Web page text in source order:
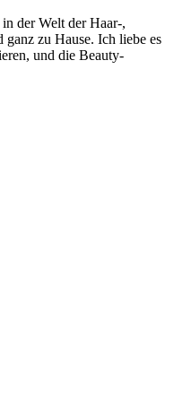
der Welt der Haar-,
zu Hause. Ich liebe es
und die Beauty-